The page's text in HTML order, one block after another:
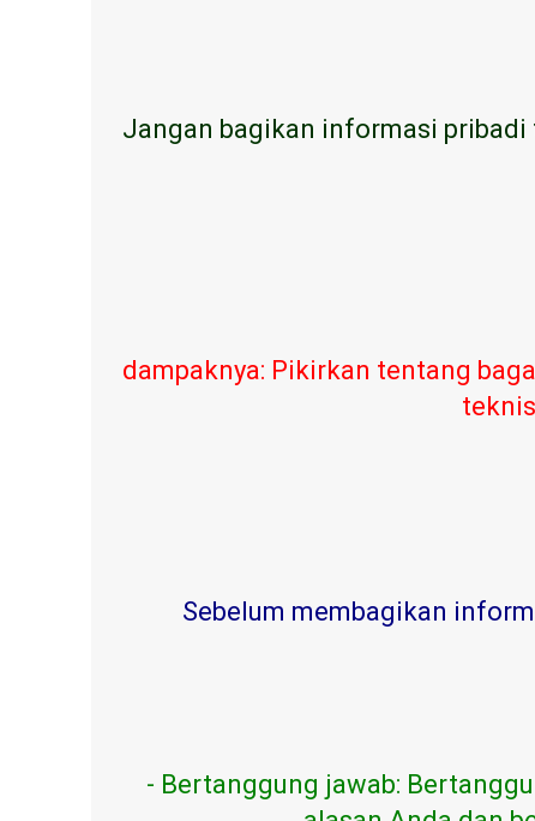
Jangan bagikan informasi pribadi
dampaknya: Pikirkan tentang
Sebelum membagikan
- Bertanggung jawab: